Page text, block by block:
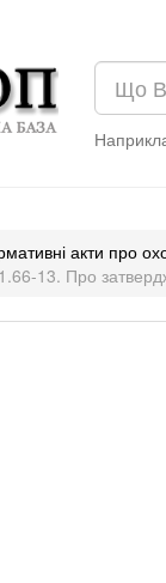
акти про
13. Про